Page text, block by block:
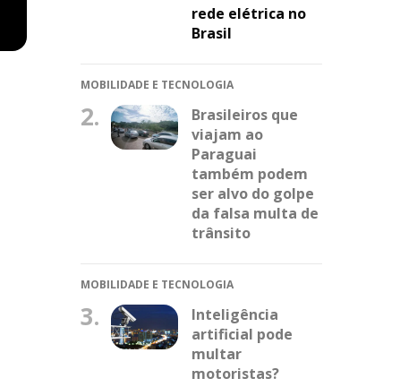
rede elétrica no
Brasil
MOBILIDADE E TECNOLOGIA
2.
Brasileiros que
viajam ao
Paraguai
também podem
ser alvo do golpe
da falsa multa de
trânsito
MOBILIDADE E TECNOLOGIA
3.
Inteligência
artificial pode
multar
motoristas?